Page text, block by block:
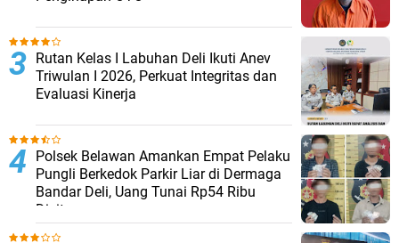
Rutan Kelas I Labuhan Deli Ikuti Anev
Triwulan I 2026, Perkuat Integritas dan
Evaluasi Kinerja
Polsek Belawan Amankan Empat Pelaku
Pungli Berkedok Parkir Liar di Dermaga
Bandar Deli, Uang Tunai Rp54 Ribu
Disita